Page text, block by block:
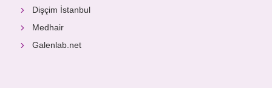
Dişçim İstanbul
Medhair
Galenlab.net